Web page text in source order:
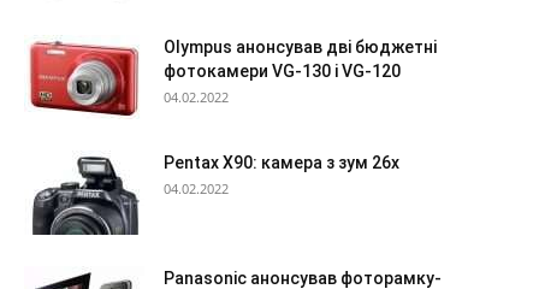
Olympus анонсував дві бюджетні
фотокамери VG-130 і VG-120
04.02.2022
Pentax X90: камера з зум 26х
04.02.2022
Panasonic анонсував фоторамку-